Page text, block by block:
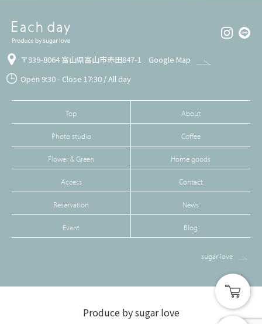
〒939-8064 富山県富山市赤田847-1
Google Map
Open 9:30 - Close 17:30 / All day
Top About
Photo studio Coffee
Flower & Green Home goods
Access Contact
Reservation News
Event Blog
sugar love
Produce by sugar love